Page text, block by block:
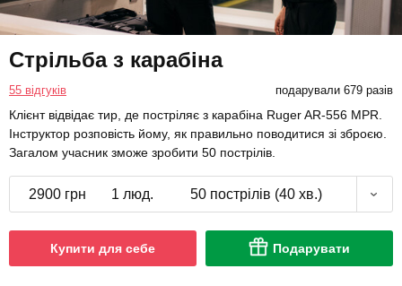
Стрільба з карабіна
55 відгуків подарували 679 разів
Клієнт відвідає тир, де постріляє з карабіна Ruger AR-556 MPR.
Інструктор розповість йому, як правильно поводитися зі зброєю.
Загалом учасник зможе зробити 50 пострілів.
2900 грн 1 люд. 50 пострілів (40 хв.)
Купити для себе Подарувати